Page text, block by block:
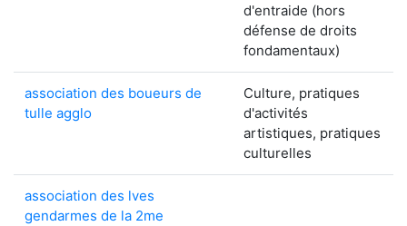
d'entraide (hors
défense de droits
fondamentaux)
association des boueurs de
tulle agglo
Culture, pratiques
d'activités
artistiques, pratiques
culturelles
association des lves
gendarmes de la 2me